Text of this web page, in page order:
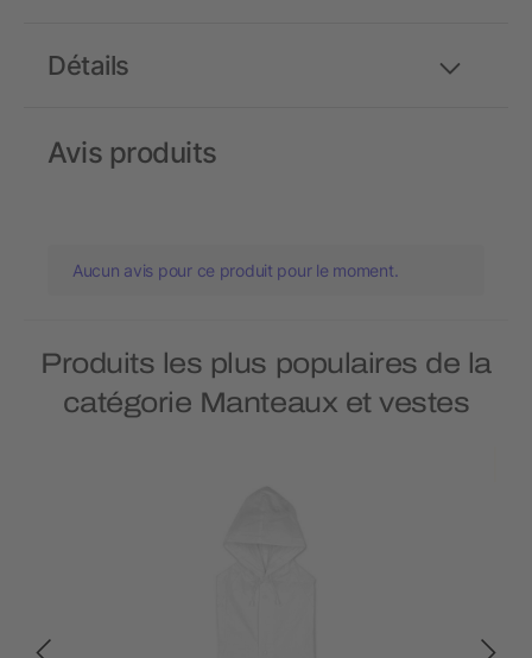
Détails
Avis produits
Aucun avis pour ce produit pour le moment.
Produits les plus populaires de la
catégorie Manteaux et vestes